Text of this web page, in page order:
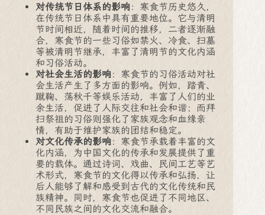
对传统节日体系的影响：寒食节历史悠久，
在传统节日体系中具有重要地位。它与清明
节时间相近，随着时间的推移，二者逐渐融
合，寒食节的一些习俗如禁火、冷食、扫墓
等被清明节继承，丰富了清明节的文化内涵
和习俗活动。
对社会生活的影响：寒食节的习俗活动对社
会生活产生了多方面的影响。例如，踏青、
蹴鞠、荡秋千等娱乐活动，丰富了人们的业
余生活，促进了人际交往和社会和谐；而拜
扫祭祖的习俗则强化了家族观念和血缘亲
情，有助于维护家族的团结和稳定。
对文化传承的影响：寒食节承载着丰富的文
化内涵，为中国文化的传承和发展提供了重
要的载体。通过诗词、戏曲、民间工艺等艺
术形式，寒食节的文化得以传承和弘扬，让
后人能够了解和感受到古代的文化传统和民
族精神。同时，寒食节也促进了不同地区、
不同民族之间的文化交流和融合。